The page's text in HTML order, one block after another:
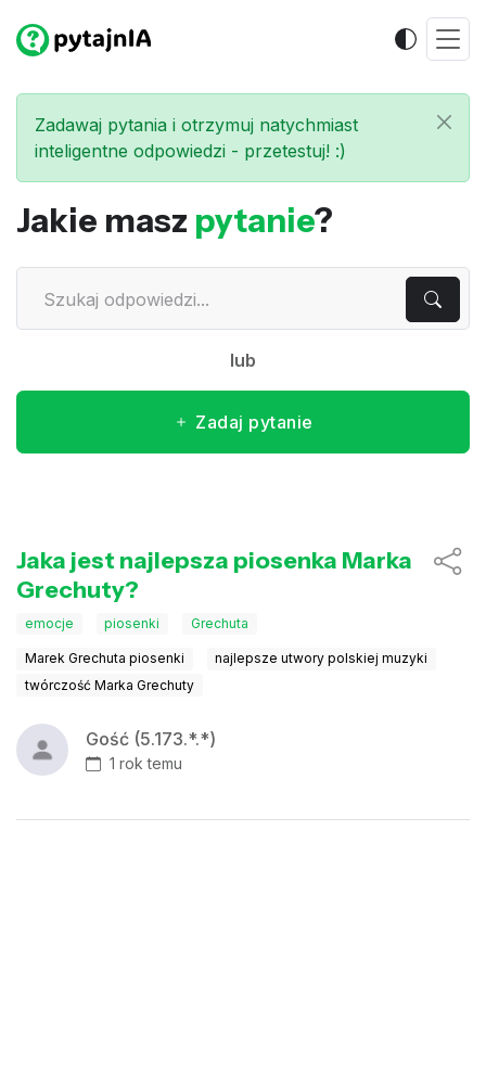
Zadawaj pytania i otrzymuj natychmiast
inteligentne odpowiedzi - przetestuj! :)
Jakie masz pytanie?
lub
Zadaj pytanie
Jaka jest najlepsza piosenka Marka
Grechuty?
emocje piosenki Grechuta
Marek Grechuta piosenki
najlepsze utwory polskiej muzyki
twórczość Marka Grechuty
Gość (5.173.*.*)
1 rok temu